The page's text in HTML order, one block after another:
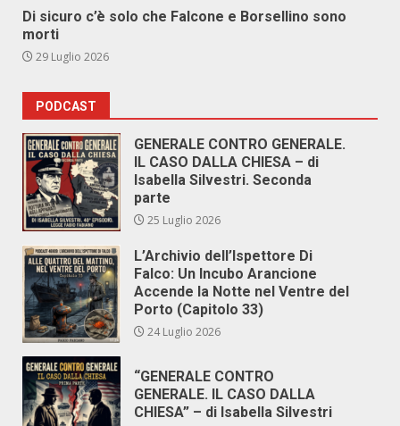
Di sicuro c’è solo che Falcone e Borsellino sono
morti
29 Luglio 2026
PODCAST
GENERALE CONTRO GENERALE.
IL CASO DALLA CHIESA – di
Isabella Silvestri. Seconda
parte
25 Luglio 2026
L’Archivio dell’Ispettore Di
Falco: Un Incubo Arancione
Accende la Notte nel Ventre del
Porto (Capitolo 33)
24 Luglio 2026
“GENERALE CONTRO
GENERALE. IL CASO DALLA
CHIESA” – di Isabella Silvestri